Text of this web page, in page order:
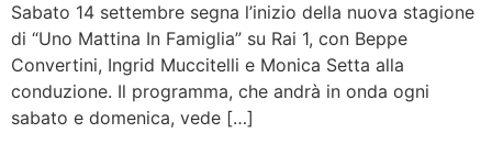
Sabato 14 settembre segna l’inizio della nuova stagione
di “Uno Mattina In Famiglia” su Rai 1, con Beppe
Convertini, Ingrid Muccitelli e Monica Setta alla
conduzione. Il programma, che andrà in onda ogni
sabato e domenica, vede […]